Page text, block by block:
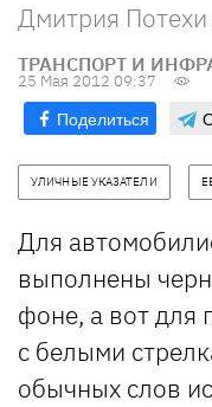
Дмитрия
ТРАНСПОРТ И
25 Мая 2012 09:37
Поделиться
УЛИЧНЫЕ УКАЗАТЕЛИ
Для
выполнены
фоне, а вот для
с белыми
обычных слов